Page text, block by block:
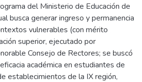
del Ministerio de Educación de
busca generar ingreso y permanencia
vulnerables (con mérito
superior, ejecutado por
Consejo de Rectores; se buscó
académica en estudiantes de
establecimientos de la IX región,